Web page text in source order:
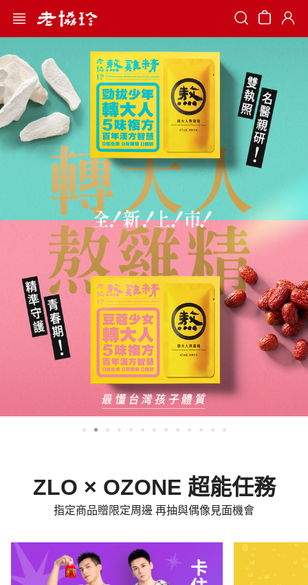
Search
ZLO × OZONE 超能任務
指定商品贈限定周邊 再抽與偶像見面機會